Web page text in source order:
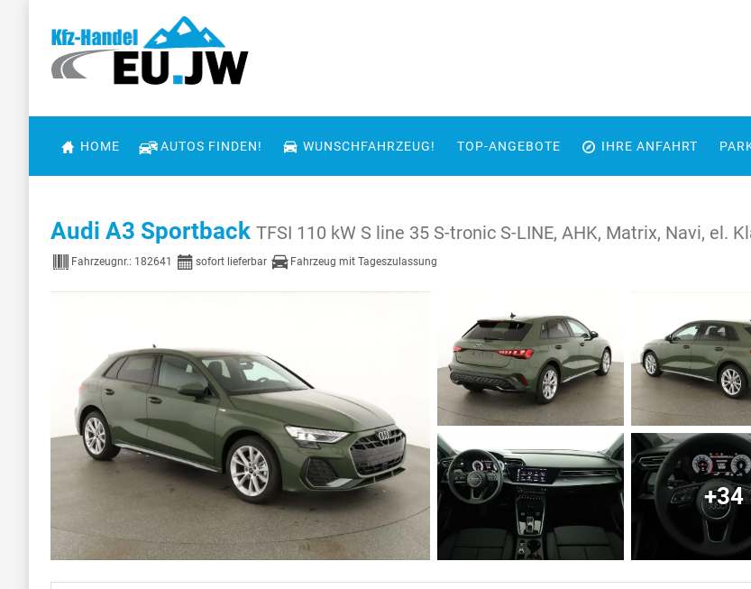
HOME AUTOS FINDEN! WUNSCHFAHRZEUG! TOP-ANGEBOTE IHRE ANFAHRT
Audi A3 Sportback TFSI 110 kW S line 35 S-tronic S-LINE, AHK, Matrix, Navi, el.
Fahrzeugnr.: 182641 sofort lieferbar Fahrzeug mit Tageszulassung
+34